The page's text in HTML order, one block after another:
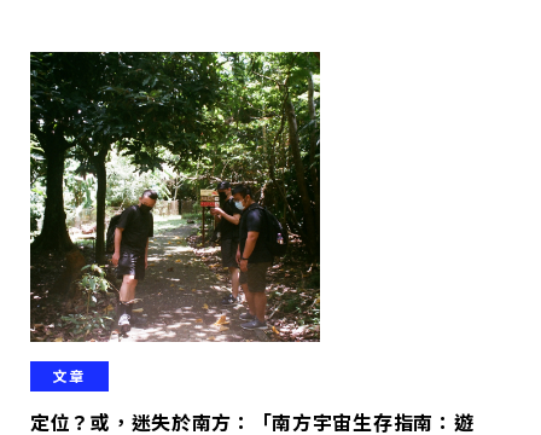
文章
定位？或，迷失於南方：「南方宇宙生存指南：遊